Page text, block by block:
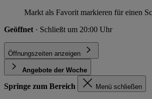
Markt als Favorit markieren für einen
Geöffnet · Schließt um 20:00 Uhr
Öffnungszeiten anzeigen
Angebote der Woche
Springe zum Bereich Menü schließen